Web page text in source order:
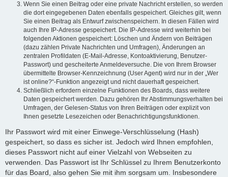
Wenn Sie einen Beitrag oder eine private Nachricht erstellen, so werden
die dort eingegebenen Daten ebenfalls gespeichert. Gleiches gilt, wenn
Sie einen Beitrag als Entwurf zwischenspeichern. In diesen Fällen wird
auch Ihre IP-Adresse gespeichert. Die IP-Adresse wird weiterhin bei
folgenden Aktionen gespeichert: Löschen und Ändern von Beiträgen
(dazu zählen Private Nachrichten und Umfragen), Änderungen an
zentralen Profildaten (E-Mail-Adresse, Kontoaktivierung, Benutzer-
Passwort) und gescheiterte Anmeldeversuche. Die von Ihrem Browser
übermittelte Browser-Kennzeichnung (User Agent) wird nur in der „Wer
ist online?“-Funktion angezeigt und nicht dauerhaft gespeichert.
Schließlich erfordern einzelne Funktionen des Boards, dass weitere
Daten gespeichert werden. Dazu gehören Ihr Abstimmungsverhalten bei
Umfragen, der Gelesen-Status von Ihren Beiträgen oder explizit von
Ihnen gesetzte Lesezeichen oder Benachrichtigungsfunktionen.
Ihr Passwort wird mit einer Einwege-Verschlüsselung (Hash)
gespeichert, so dass es sicher ist. Jedoch wird Ihnen empfohlen,
dieses Passwort nicht auf einer Vielzahl von Webseiten zu
verwenden. Das Passwort ist Ihr Schlüssel zu Ihrem Benutzerkonto
für das Board, also gehen Sie mit ihm sorgsam um. Insbesondere